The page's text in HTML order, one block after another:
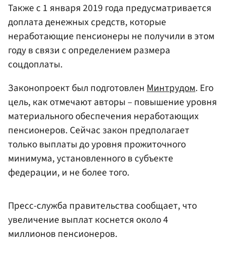
Также с 1 января 2019 года предусматривается
доплата денежных средств, которые
неработающие пенсионеры не получили в этом
году в связи с определением размера
соцдоплаты.
Законопроект был подготовленМинтрудом. Его
цель, как отмечают авторы – повышение уровня
материального обеспечения неработающих
пенсионеров. Сейчас закон предполагает
только выплаты до уровня прожиточного
минимума, установленного в субъекте
федерации, и не более того.
Пресс-служба правительства сообщает, что
увеличение выплат коснется около 4
миллионов пенсионеров.